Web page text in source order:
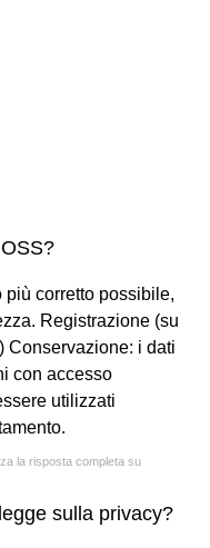
più corretto possibile,
Registrazione (su
i dati
con accesso
utilizzati
la risposta completa su
sulla privacy?